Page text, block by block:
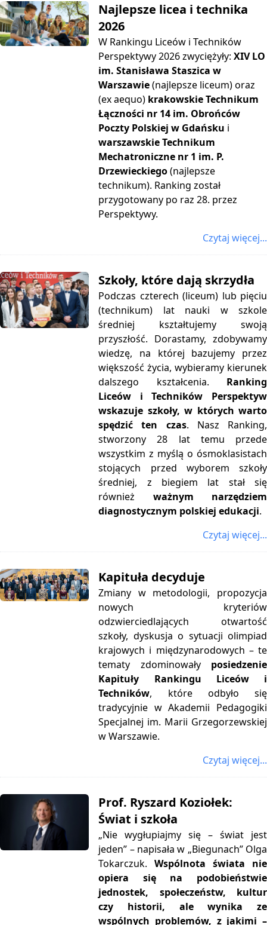
Najlepsze licea i technika
2026
W Rankingu Liceów i Techników
Perspektywy 2026 zwyciężyły:XIV LO
im. Stanisława Staszica w
Warszawie(najlepsze liceum) oraz
(ex aequo) krakowskie Technikum
Łączności nr 14 im. Obrońców
Poczty Polskiej w Gdańsku i
warszawskie Technikum
Mechatroniczne nr 1 im. P.
Drzewieckiego(najlepsze
technikum). Ranking został
przygotowany po raz 28. przez
Perspektywy.
Czytaj więcej...
Szkoły, które dają skrzydła
Podczas czterech (liceum) lub pięciu
(technikum) lat nauki w szkole
średniej kształtujemy swoją
przyszłość. Dorastamy, zdobywamy
wiedzę, na której bazujemy przez
większość życia, wybieramy kierunek
dalszego kształcenia. Ranking
Liceów i Techników Perspektyw
wskazuje szkoły, w których warto
spędzić ten czas. Nasz Ranking,
stworzony 28 lat temu przede
wszystkim z myślą o ósmoklasistach
stojących przed wyborem szkoły
średniej, z biegiem lat stał się
również ważnym narzędziem
diagnostycznym polskiej edukacji.
Czytaj więcej...
Kapituła decyduje
Zmiany w metodologii, propozycja
nowych kryteriów
odzwierciedlających otwartość
szkoły, dyskusja o sytuacji olimpiad
krajowych i międzynarodowych – te
tematy zdominowały posiedzenie
Kapituły Rankingu Liceów i
Techników, które odbyło się
tradycyjnie w Akademii Pedagogiki
Specjalnej im. Marii Grzegorzewskiej
w Warszawie.
Czytaj więcej...
Prof. Ryszard Koziołek:
Świat i szkoła
„Nie wygłupiajmy się – świat jest
jeden” – napisała w „Biegunach” Olga
Tokarczuk.Wspólnota świata nie
opiera się na podobieństwie
jednostek, społeczeństw, kultur
czy historii, ale wynika ze
wspólnych problemów, z jakimi –